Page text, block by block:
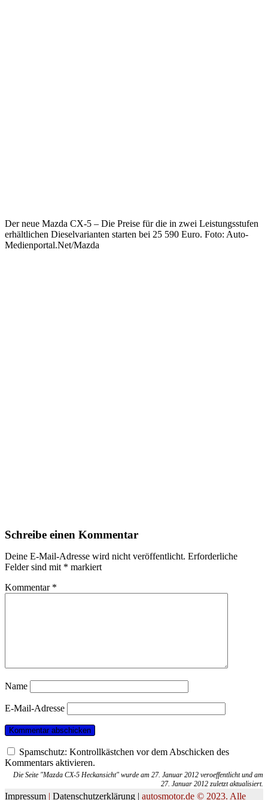
Der neue Mazda CX-5 – Die Preise für die in zwei Leistungsstufen
erhältlichen Dieselvarianten starten bei 25 590 Euro. Foto: Auto-
Medienportal.Net/Mazda
Schreibe einen Kommentar
Deine E-Mail-Adresse wird nicht veröffentlicht. Erforderliche
Felder sind mit * markiert
Kommentar *
Name
E-Mail-Adresse
Spamschutz: Kontrollkästchen vor dem Abschicken des
Kommentars aktivieren.
Die Seite "Mazda CX-5 Heckansicht" wurde am 27. Januar 2012 veroeffentlicht und am
27. Januar 2012 zuletzt aktualisiert.
Impressum | Datenschutzerklärung | autosmotor.de © 2023. Alle